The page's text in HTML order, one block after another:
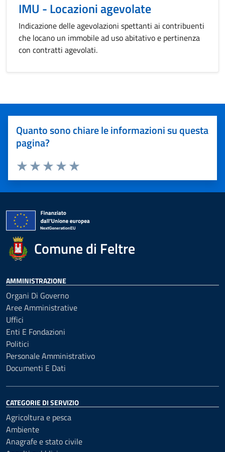
IMU - Locazioni agevolate
Indicazione delle agevolazioni spettanti ai contribuenti
che locano un immobile ad uso abitativo e pertinenza
con contratti agevolati.
Quanto sono chiare le informazioni su questa
pagina?
Valuta 5 stelle su 5
Valuta 4 stelle su 5
Valuta 3 stelle su 5
Valuta 2 stelle su 5
Valuta 1 stelle su 5
Comune di Feltre
AMMINISTRAZIONE
Organi Di Governo
Aree Amministrative
Uffici
Enti E Fondazioni
Politici
Personale Amministrativo
Documenti E Dati
CATEGORIE DI SERVIZIO
Agricoltura e pesca
Ambiente
Anagrafe e stato civile